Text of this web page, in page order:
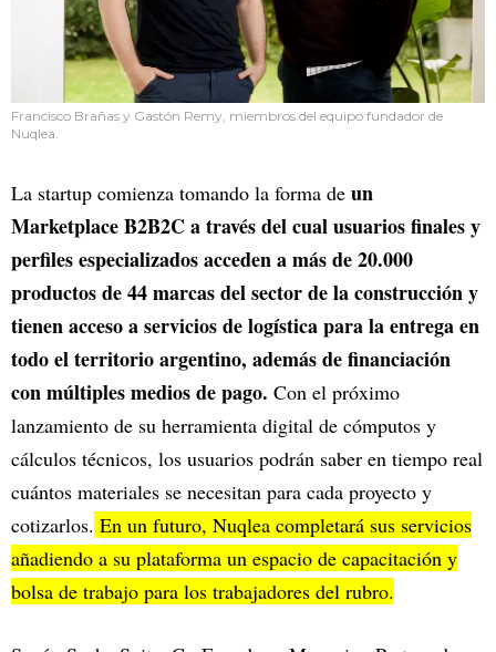
Francisco Brañas y Gastón Remy, miembros del equipo fundador de
Nuqlea.
La startup comienza tomando la forma de un
Marketplace B2B2C a través del cual usuarios finales y
perfiles especializados acceden a más de 20.000
productos de 44 marcas del sector de la construcción y
tienen acceso a servicios de logística para la entrega en
todo el territorio argentino, además de financiación
con múltiples medios de pago. Con el próximo
lanzamiento de su herramienta digital de cómputos y
cálculos técnicos, los usuarios podrán saber en tiempo real
cuántos materiales se necesitan para cada proyecto y
cotizarlos. En un futuro, Nuqlea completará sus servicios
añadiendo a su plataforma un espacio de capacitación y
bolsa de trabajo para los trabajadores del rubro.